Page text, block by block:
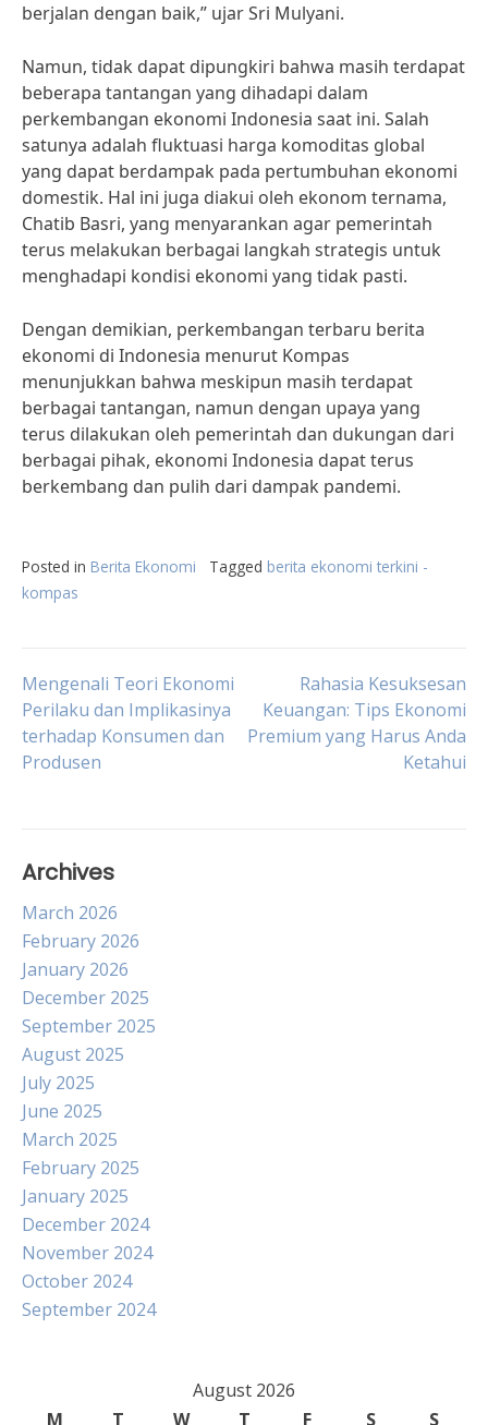
berjalan dengan baik,” ujar Sri Mulyani.
Namun, tidak dapat dipungkiri bahwa masih terdapat
beberapa tantangan yang dihadapi dalam
perkembangan ekonomi Indonesia saat ini. Salah
satunya adalah fluktuasi harga komoditas global
yang dapat berdampak pada pertumbuhan ekonomi
domestik. Hal ini juga diakui oleh ekonom ternama,
Chatib Basri, yang menyarankan agar pemerintah
terus melakukan berbagai langkah strategis untuk
menghadapi kondisi ekonomi yang tidak pasti.
Dengan demikian, perkembangan terbaru berita
ekonomi di Indonesia menurut Kompas
menunjukkan bahwa meskipun masih terdapat
berbagai tantangan, namun dengan upaya yang
terus dilakukan oleh pemerintah dan dukungan dari
berbagai pihak, ekonomi Indonesia dapat terus
berkembang dan pulih dari dampak pandemi.
Posted in Berita Ekonomi Tagged berita ekonomi terkini -
kompas
Post
navigation
Mengenali Teori Ekonomi
Perilaku dan Implikasinya
terhadap Konsumen dan
Produsen
Rahasia Kesuksesan
Keuangan: Tips Ekonomi
Premium yang Harus Anda
Ketahui
Archives
March 2026
February 2026
January 2026
December 2025
September 2025
August 2025
July 2025
June 2025
March 2025
February 2025
January 2025
December 2024
November 2024
October 2024
September 2024
August 2026
M
T W T F S S